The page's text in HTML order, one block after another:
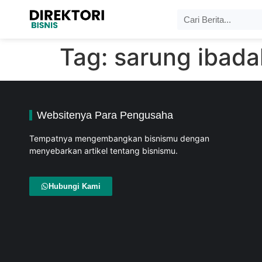
Tag: sarung
Websitenya Para Pengusaha
Tempatnya mengembangkan bisnismu dengan
menyebarkan artikel tentang bisnismu.
Hubungi Kami